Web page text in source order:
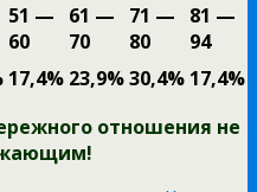
51 —
60
61 —
70
71 —
80
81 —
94
17,4% 23,9%30,4% 17,4%
отношения не